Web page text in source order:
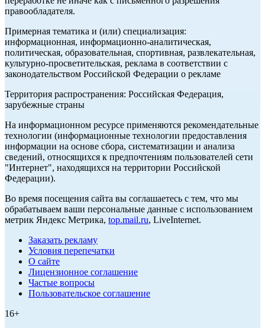
правообладателя.
Примерная тематика и (или) специализация:
информационная, информационно-аналитическая,
политическая, образовательная, спортивная, развлекательная,
культурно-просветительская, реклама в соответствии с
законодательством Российской Федерации о рекламе
Территория распространения: Российская Федерация,
зарубежные страны
На информационном ресурсе применяются рекомендательные
технологии (информационные технологии предоставления
информации на основе сбора, систематизации и анализа
сведений, относящихся к предпочтениям пользователей сети
"Интернет", находящихся на территории Российской
Федерации).
Во время посещения сайта вы соглашаетесь с тем, что мы
обрабатываем ваши персональные данные с использованием
метрик Яндекс Метрика, top.mail.ru, LiveInternet.
Заказать рекламу
Условия перепечатки
О сайте
Лицензионное соглашение
Частые вопросы
Пользовательское соглашение
16+